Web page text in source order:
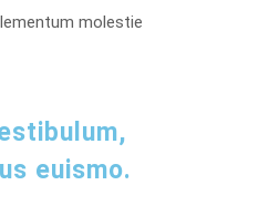
molestie
euismo.